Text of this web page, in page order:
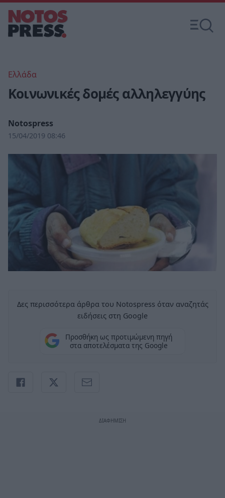
Ελλάδα
Κοινωνικές δομές αλληλεγγύης
Notospress
15/04/2019 08:46
Δες περισσότερα άρθρα του Notospress όταν αναζητάς
ειδήσεις στη Google
Προσθήκη ως προτιμώμενη πηγή
στα αποτελέσματα της Google